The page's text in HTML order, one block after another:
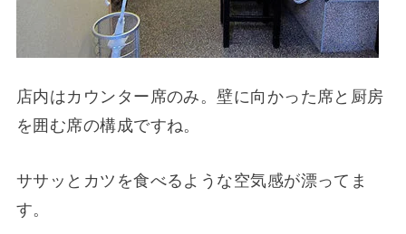
店内はカウンター席のみ。壁に向かった席と厨房
を囲む席の構成ですね。
ササッとカツを食べるような空気感が漂ってま
す。